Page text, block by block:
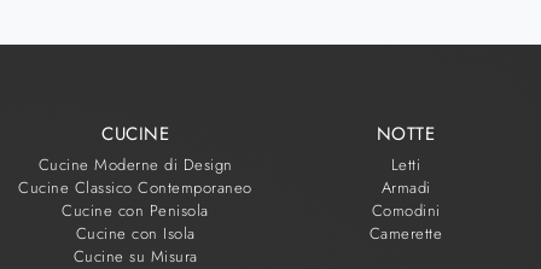
CUCINE
Cucine Moderne di Design
Cucine Classico Contemporaneo
Cucine con Penisola
Cucine con Isola
Cucine su Misura
NOTTE
Letti
Armadi
Comodini
Camerette